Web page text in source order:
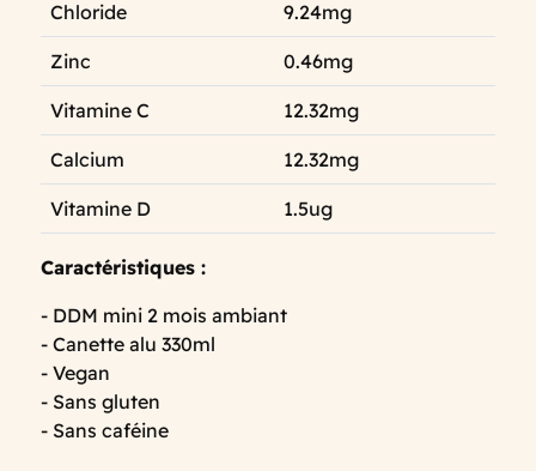
Chloride 9.24mg
Zinc 0.46mg
Vitamine C 12.32mg
Calcium 12.32mg
Vitamine D 1.5ug
Caractéristiques :
- DDM mini 2 mois ambiant
- Canette alu 330ml
- Vegan
- Sans gluten
- Sans caféine